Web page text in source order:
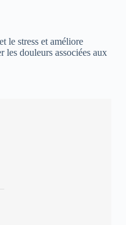
le stress et améliore
les douleurs associées aux